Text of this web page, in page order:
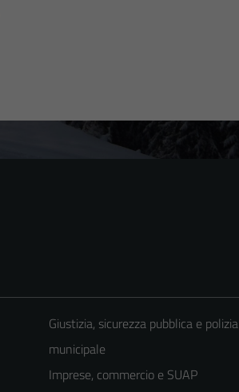
Giustizia, sicurezza pubblica e polizia
municipale
Imprese, commercio e SUAP